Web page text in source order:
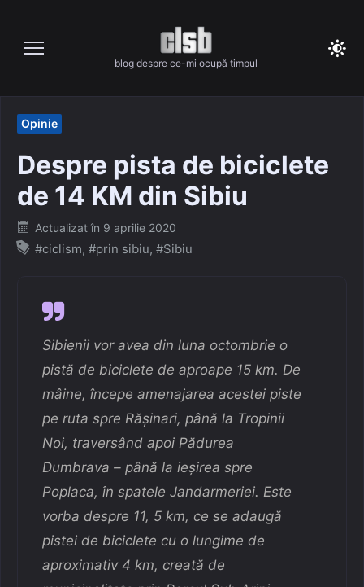
content
blog despre ce-mi ocupă timpul
Opinie
Despre pista de biciclete
de 14 KM din Sibiu
Posted
on
Actualizat în 9 aprilie 2020
#ciclism, #prin sibiu, #Sibiu
Sibienii vor avea din luna octombrie o
pistă de biciclete de aproape 15 km. De
mâine, începe amenajarea acestei piste
pe ruta spre Rășinari, până la Tropinii
Noi, traversând apoi Pădurea
Dumbrava – până la ieșirea spre
Poplaca, în spatele Jandarmeriei. Este
vorba despre 11, 5 km, ce se adaugă
pistei de biciclete cu o lungime de
aproximativ 4 km, creată de